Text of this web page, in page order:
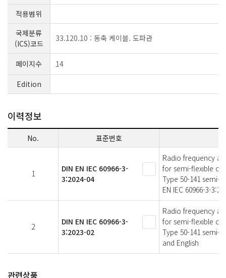
적용범위
국제분류
(ICS)코드
33.120.10 : 동축 케이블. 도파관
페이지수
14
Edition
이력정보
No. 표준번호
1
DIN EN IEC 60966-3-
3:2024-04
Radio frequency
for semi-flexible
Type 50-141 semi-
EN IEC 60966-3-
2
DIN EN IEC 60966-3-
3:2023-02
Radio frequency
for semi-flexible
Type 50-141 semi-
and English
관련상품